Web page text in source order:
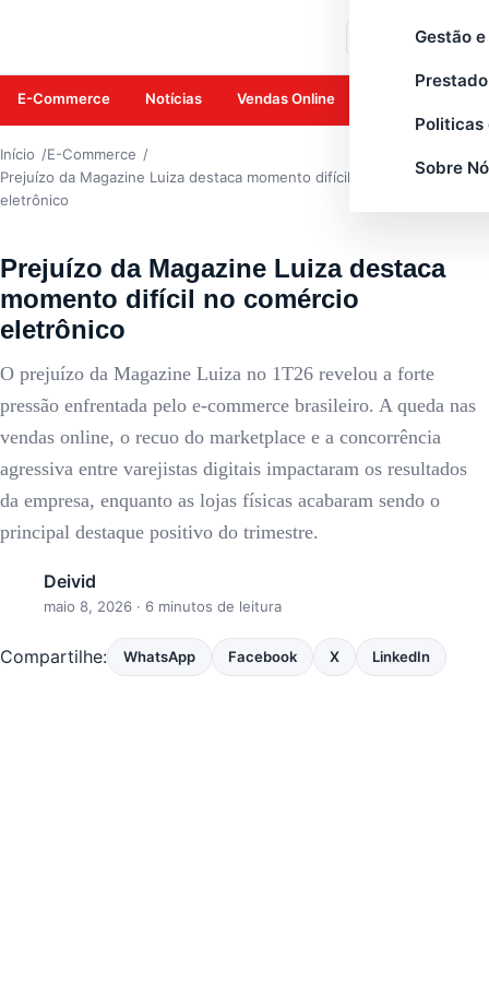
Gestão
Politicas
Sobre
E-Commerce Notícias Vendas Online
Início
E-Commerce
Prejuízo da Magazine Luiza destaca momento difícil no comércio
eletrônico
Prejuízo da Magazine Luiza destaca
momento difícil no comércio
eletrônico
O prejuízo da Magazine Luiza no 1T26 revelou a forte
pressão enfrentada pelo e-commerce brasileiro. A queda nas
vendas online, o recuo do marketplace e a concorrência
agressiva entre varejistas digitais impactaram os resultados
da empresa, enquanto as lojas físicas acabaram sendo o
principal destaque positivo do trimestre.
Deivid
maio 8, 2026 · 6 minutos de leitura
Compartilhe: WhatsApp Facebook X LinkedIn